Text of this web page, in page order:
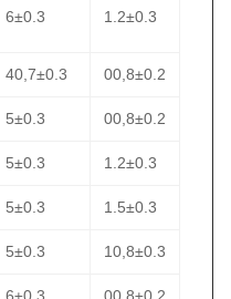
6±0.3 1.2±0.3
40,7±0.3 00,8±0.2
5±0.3 00,8±0.2
5±0.3 1.2±0.3
5±0.3 1.5±0.3
5±0.3 10,8±0.3